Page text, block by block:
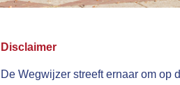
Disclaimer
De Wegwijzer streeft ernaar om op